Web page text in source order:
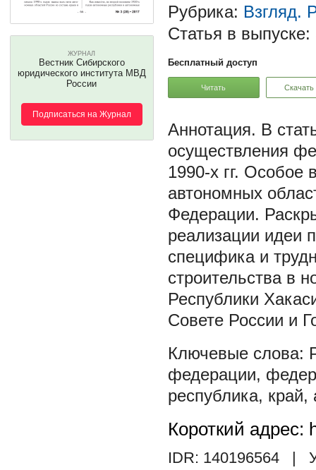
ЖУРНАЛ
Вестник Сибирского
юридического института МВД
России
Подписаться на Журнал
Рубрика: Взгляд.
Статья в выпуске:
Бесплатный доступ
Читать Скачать
В
осуществления
1990-х гг. Особое
автономных
Федерации.
реализации идеи
специфика и
строительства в
Республики
Совете России и
федерации,
республика, край,
Короткий адрес:
IDR: 140196564 |